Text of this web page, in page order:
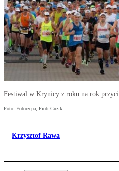
Festiwal w Krynicy z roku na rok
Foto: Fotorzepa, Piotr Guzik
Krzysztof Rawa